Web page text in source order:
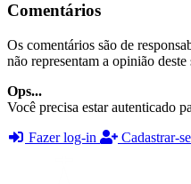
Comentários
Os comentários são de
não representam a opinião deste
Ops...
Você precisa estar autenticado
Fazer log-in
Cadastrar-se